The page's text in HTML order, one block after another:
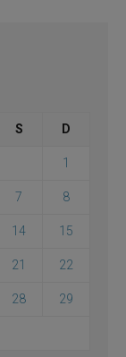
S D
1
7 8
14 15
21 22
28 29